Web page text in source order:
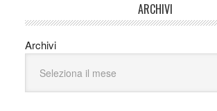
ARCHIVI
Archivi